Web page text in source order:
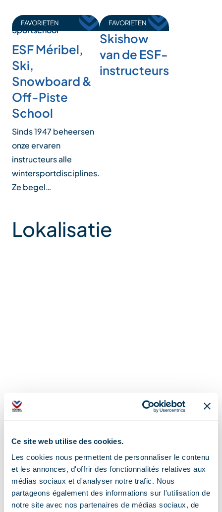
Ce site web utilise des cookies.
Les cookies nous permettent de personnaliser le contenu
et les annonces, d'offrir des fonctionnalités relatives aux
médias sociaux et d'analyser notre trafic. Nous
partageons également des informations sur l'utilisation de
notre site avec nos partenaires de médias sociaux, de
FAVORIETEN
Sportschool
ESF Méribel,
Ski,
Snowboard &
Off-Piste
School
Sinds 1947 beheersen
onze ervaren
instructeurs alle
wintersportdisciplines.
Ze begel…
FAVORIETEN
Skishow
van de ESF-
instructeurs
Lokalisatie